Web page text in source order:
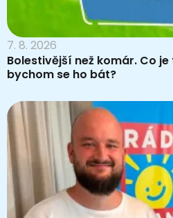
7. 8. 2026
Bolestivější než komár. Co
bychom se ho bát?